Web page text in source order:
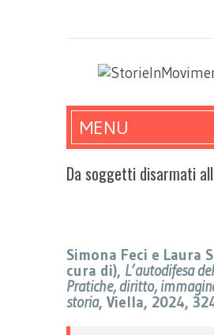
MENU
Da soggetti disarmati
Simona Feci e Laura
cura di), L’autodifesa
Pratiche, diritto,
storia, Viella, 2024,